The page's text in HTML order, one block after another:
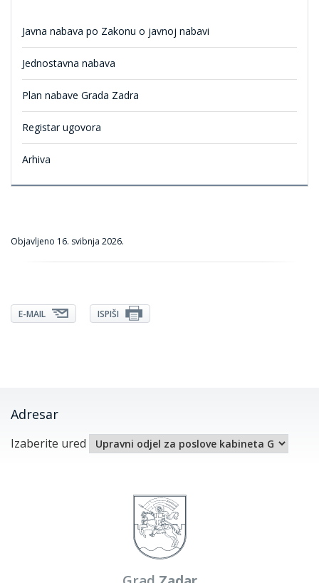
Javna nabava po Zakonu o javnoj nabavi
Jednostavna nabava
Plan nabave Grada Zadra
Registar ugovora
Arhiva
Objavljeno 16. svibnja 2026.
E-MAIL ISPIŠI
Adresar
Izaberite ured